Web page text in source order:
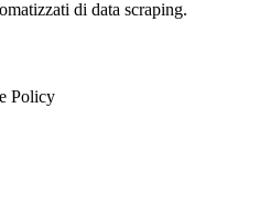
di data scraping.
Policy